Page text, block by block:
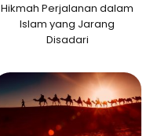
Hikmah Perjalanan dalam
Islam yang Jarang
Disadari